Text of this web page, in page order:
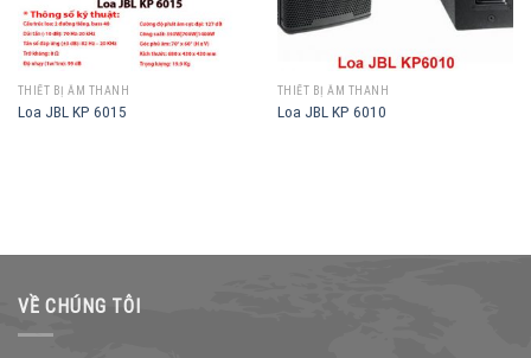
THIẾT BỊ ÂM THANH
Loa JBL KP 6015
THIẾT BỊ ÂM THANH
Loa JBL KP 6010
VỀ CHÚNG TÔI